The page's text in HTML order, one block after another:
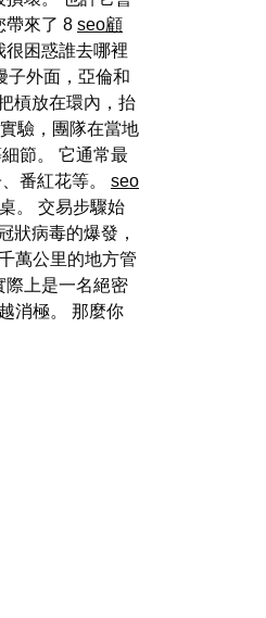
帶來了 8 seo顧
很困惑誰去哪裡
子外面，亞倫和
槓放在環內，抬
驗，團隊在當地
節。 它通常最
番紅花等。 seo
。 交易步驟始
病毒的爆發，
萬公里的地方管
際上是一名絕密
消極。 那麼你